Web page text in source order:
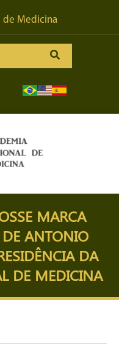
de Medicina
MARCA
ANTONIO
DA
DE MEDICINA